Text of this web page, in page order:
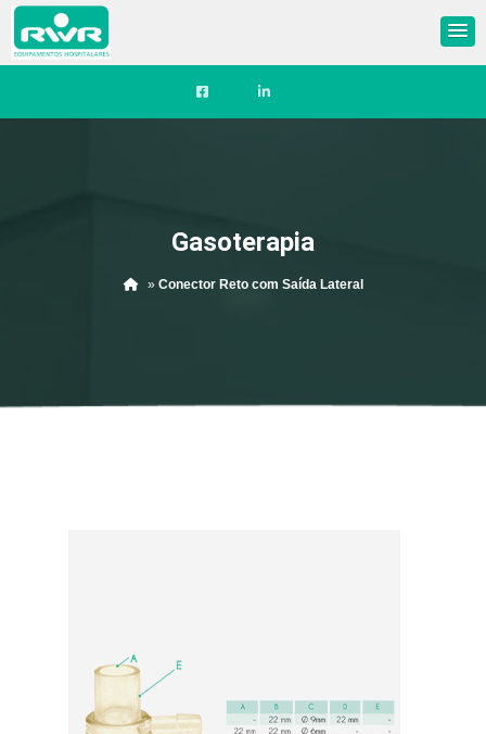
gasoterapia
Gasoterapia
» Conector Reto com Saída Lateral